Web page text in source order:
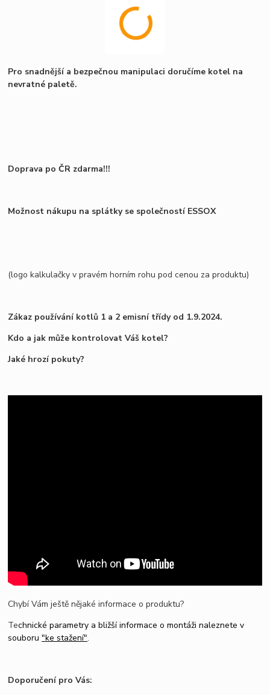
Pro snadnější a bezpečnou manipulaci doručíme kotel na
nevratné paletě.
Doprava po ČR zdarma!!!
Možnost nákupu na splátky se společností ESSOX
(logo kalkulačky v pravém horním rohu pod cenou za produktu)
Zákaz používání kotlů 1 a 2 emisní třídy od 1.9.2024.
Kdo a jak může kontrolovat Váš kotel?
Jaké hrozí pokuty?
Chybí Vám ještě nějaké informace o produktu?
Technické parametry a bližší informace o montáži naleznete v
souboru"ke stažení".
Doporučení pro Vás: